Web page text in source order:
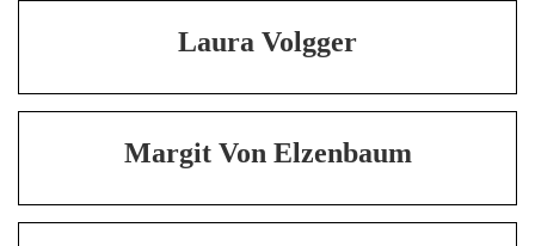
Laura Volgger
Margit Von Elzenbaum